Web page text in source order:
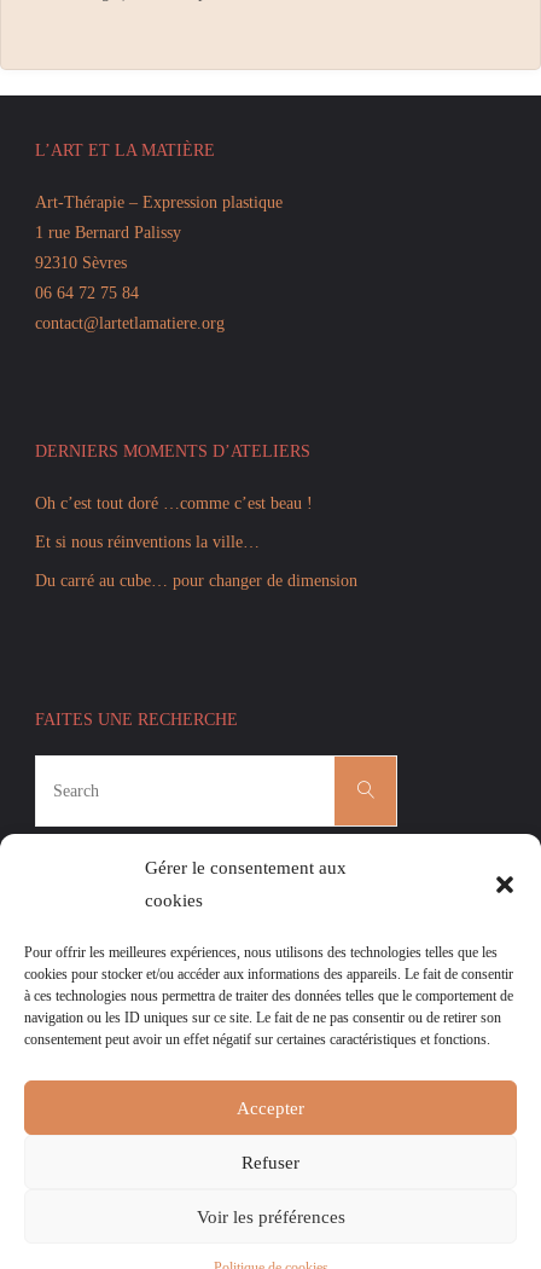
Gérer le consentement aux
cookies
Pour offrir les meilleures expériences, nous utilisons des technologies telles que les
cookies pour stocker et/ou accéder aux informations des appareils. Le fait de consentir
à ces technologies nous permettra de traiter des données telles que le comportement de
navigation ou les ID uniques sur ce site. Le fait de ne pas consentir ou de retirer son
consentement peut avoir un effet négatif sur certaines caractéristiques et fonctions.
Accepter
Refuser
Voir les préférences
L’ART ET LA MATIÈRE
Art-Thérapie – Expression plastique
1 rue Bernard Palissy
92310 Sèvres
06 64 72 75 84
contact@lartetlamatiere.org
DERNIERS MOMENTS D’ATELIERS
Oh c’est tout doré …comme c’est beau !
Et si nous réinventions la ville…
Du carré au cube… pour changer de dimension
FAITES UNE RECHERCHE
Search
CÉCILE ROGER | L’AGENDA DES ATELIERS
MENTIONS LÉGALES |
POLITIQUE DE COOKIES (UE)
Ce site est la propriété de l’association l’Art et la Matière, tout droit
réservé.
Pour lirenos mentions légales et notre Politique de Confidentialité,
merci de cliquer ici.